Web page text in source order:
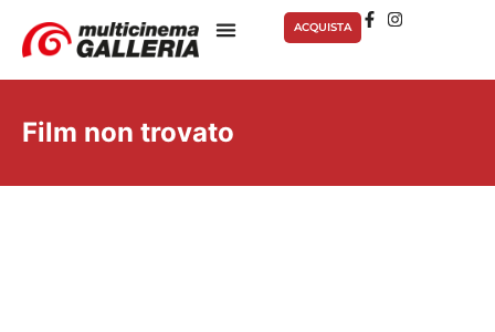
ACQUISTA
Film non trovato